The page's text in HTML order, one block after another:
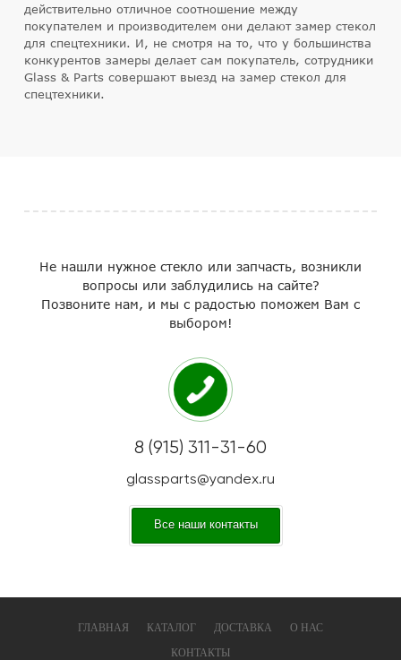
действительно отличное соотношение между
покупателем и производителем они делают замер стекол
для спецтехники. И, не смотря на то, что у большинства
конкурентов замеры делает сам покупатель, сотрудники
Glass & Parts совершают выезд на замер стекол для
спецтехники.
Не нашли нужное стекло или запчасть, возникли
вопросы или заблудились на сайте?
Позвоните нам, и мы с радостью поможем Вам с
выбором!
8 (915) 311-31-60
glassparts@yandex.ru
Все наши контакты
ГЛАВНАЯ КАТАЛОГ ДОСТАВКА
О НАС
КОНТАКТЫ